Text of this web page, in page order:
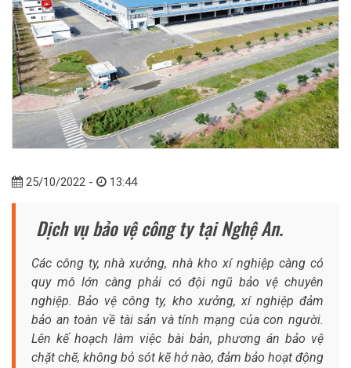
25/10/2022 - 13:44
Dịch vụ bảo vệ công ty tại Nghệ An.
Các công ty, nhà xưởng, nhà kho xí nghiệp càng có
quy mô lớn càng phải có đội ngũ bảo vệ chuyên
nghiệp. Bảo vệ công ty, kho xưởng, xí nghiệp đảm
bảo an toàn về tài sản và tính mạng của con người.
Lên kế hoạch làm việc bài bản, phương án bảo vệ
chặt chẽ, không bỏ sót kẽ hở nào, đảm bảo hoạt động